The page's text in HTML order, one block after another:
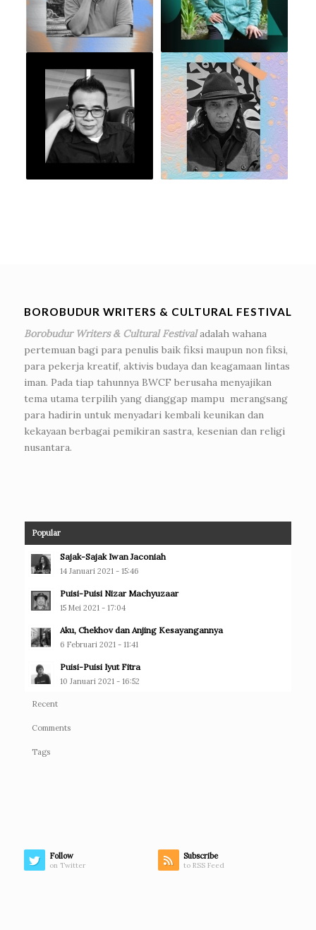
BOROBUDUR WRITERS & CULTURAL FESTIVAL
Borobudur Writers & Cultural Festivaladalah wahana
pertemuan bagi para penulis baik fiksi maupun non fiksi,
para pekerja kreatif, aktivis budaya dan keagamaan lintas
iman. Pada tiap tahunnya BWCF berusaha menyajikan
tema utama terpilih yang dianggap mampu merangsang
para hadirin untuk menyadari kembali keunikan dan
kekayaan berbagai pemikiran sastra, kesenian dan religi
nusantara.
Popular
Sajak-Sajak Iwan Jaconiah
14 Januari 2021 - 15:46
Puisi-Puisi Nizar Machyuzaar
15 Mei 2021 - 17:04
Aku, Chekhov dan Anjing Kesayangannya
6 Februari 2021 - 11:41
Puisi-Puisi Iyut Fitra
10 Januari 2021 - 16:52
Recent
Comments
Tags
Follow
on Twitter
Subscribe
to RSS Feed